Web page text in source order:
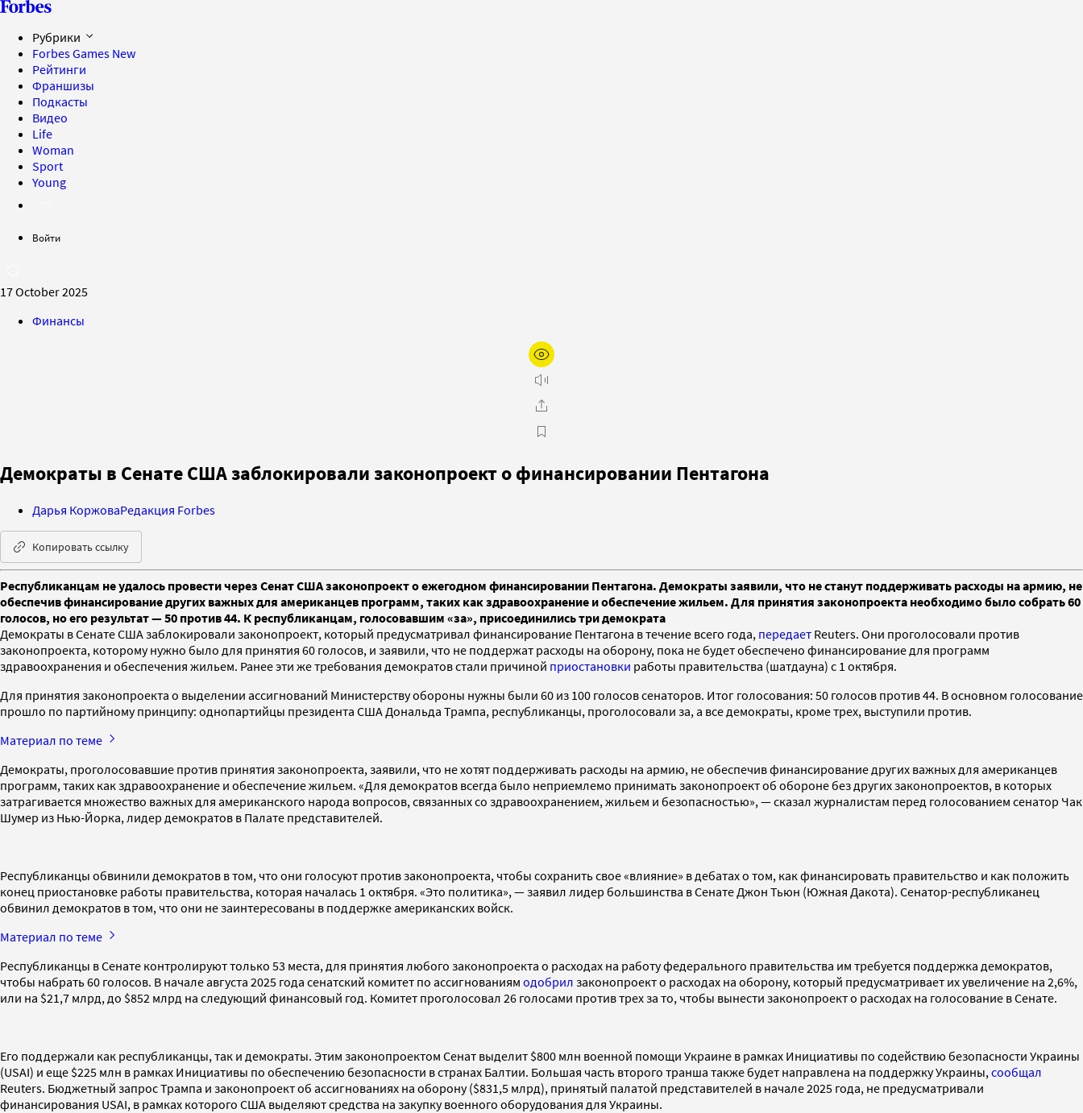
Рубрики
Forbes Games New
Рейтинги
Франшизы
Подкасты
Видео
Life
Woman
Sport
Young
Войти
17 October 2025
Финансы
Демократы в Сенате США заблокировали законопроект о финансировании Пентагона
Дарья КоржоваРедакция Forbes
Копировать ссылку
Республиканцам не удалось провести через Сенат США законопроект о ежегодном финансировании Пентагона. Демократы заявили, что не станут поддерживать расходы на армию, не
обеспечив финансирование других важных для американцев программ, таких как здравоохранение и обеспечение жильем. Для принятия законопроекта необходимо было собрать 60
голосов, но его результат — 50 против 44. К республиканцам, голосовавшим «за», присоединились три демократа
Демократы в Сенате США заблокировали законопроект, который предусматривал финансирование Пентагона в течение всего года, передает Reuters. Они проголосовали против
законопроекта, которому нужно было для принятия 60 голосов, и заявили, что не поддержат расходы на оборону, пока не будет обеспечено финансирование для программ
здравоохранения и обеспечения жильем. Ранее эти же требования демократов стали причиной приостановки работы правительства (шатдауна) с 1 октября.
Для принятия законопроекта о выделении ассигнований Министерству обороны нужны были 60 из 100 голосов сенаторов. Итог голосования: 50 голосов против 44. В основном голосование
прошло по партийному принципу: однопартийцы президента США Дональда Трампа, республиканцы, проголосовали за, а все демократы, кроме трех, выступили против.
Материал по теме
Демократы, проголосовавшие против принятия законопроекта, заявили, что не хотят поддерживать расходы на армию, не обеспечив финансирование других важных для американцев
программ, таких как здравоохранение и обеспечение жильем. «Для демократов всегда было неприемлемо принимать законопроект об обороне без других законопроектов, в которых
затрагивается множество важных для американского народа вопросов, связанных со здравоохранением, жильем и безопасностью», — сказал журналистам перед голосованием сенатор Чак
Шумер из Нью-Йорка, лидер демократов в Палате представителей.
Республиканцы обвинили демократов в том, что они голосуют против законопроекта, чтобы сохранить свое «влияние» в дебатах о том, как финансировать правительство и как положить
конец приостановке работы правительства, которая началась 1 октября. «Это политика», — заявил лидер большинства в Сенате Джон Тьюн (Южная Дакота). Сенатор-республиканец
обвинил демократов в том, что они не заинтересованы в поддержке американских войск.
Материал по теме
Республиканцы в Сенате контролируют только 53 места, для принятия любого законопроекта о расходах на работу федерального правительства им требуется поддержка демократов,
чтобы набрать 60 голосов. В начале августа 2025 года сенатский комитет по ассигнованиям одобрил законопроект о расходах на оборону, который предусматривает их увеличение на 2,6%,
или на $21,7 млрд, до $852 млрд на следующий финансовый год. Комитет проголосовал 26 голосами против трех за то, чтобы вынести законопроект о расходах на голосование в Сенате.
Его поддержали как республиканцы, так и демократы. Этим законопроектом Сенат выделит $800 млн военной помощи Украине в рамках Инициативы по содействию безопасности Украины
(USAI) и еще $225 млн в рамках Инициативы по обеспечению безопасности в странах Балтии. Большая часть второго транша также будет направлена на поддержку Украины, сообщал
Reuters. Бюджетный запрос Трампа и законопроект об ассигнованиях на оборону ($831,5 млрд), принятый палатой представителей в начале 2025 года, не предусматривали
финансирования USAI, в рамках которого США выделяют средства на закупку военного оборудования для Украины.